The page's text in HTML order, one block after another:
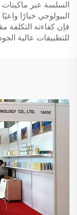
السلسة عبر ماكينات
البيولوجي خيارًا
فإن كفاءته التكلفة
للتطبيقات عالية